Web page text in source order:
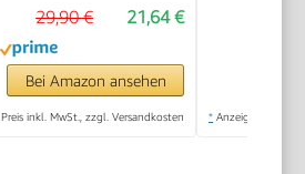
21,64 €
29,90 €
Bei Amazon ansehen
Preis inkl. MwSt., zzgl. Versandkosten * Anzeige